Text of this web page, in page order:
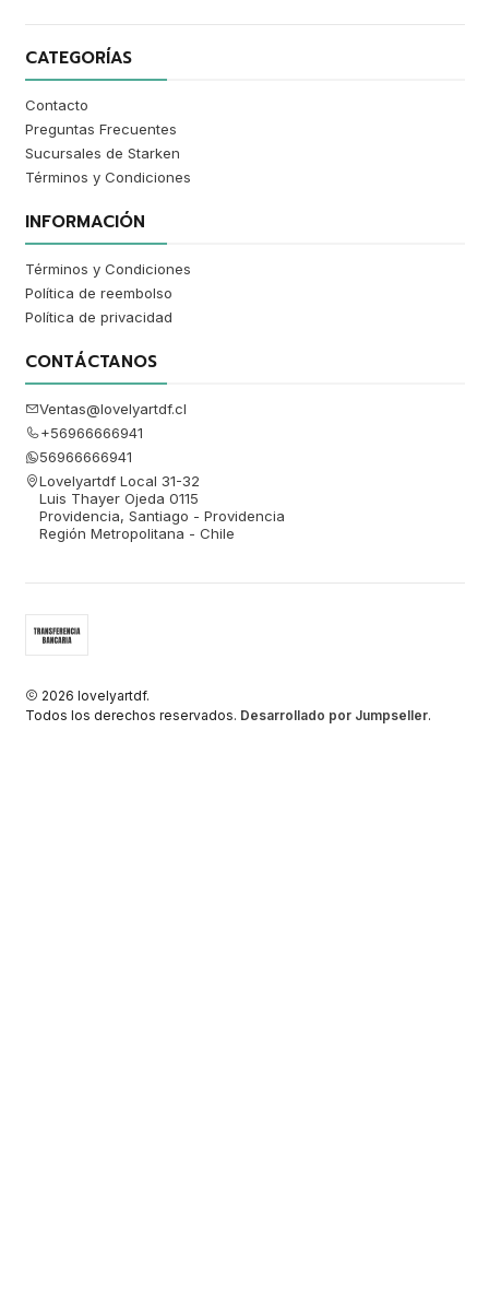
CATEGORÍAS
Contacto
Preguntas Frecuentes
Sucursales de Starken
Términos y Condiciones
INFORMACIÓN
Términos y Condiciones
Política de reembolso
Política de privacidad
CONTÁCTANOS
Ventas@lovelyartdf.cl
+56966666941
56966666941
Lovelyartdf Local 31-32
Luis Thayer Ojeda 0115
Providencia, Santiago - Providencia
Región Metropolitana - Chile
2026 lovelyartdf.
Todos los derechos reservados. Desarrollado por Jumpseller.